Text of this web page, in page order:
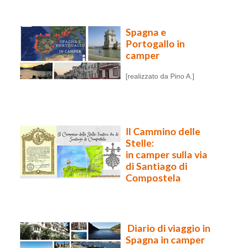
Spagna e
Portogallo in
camper
[realizzato da Pino A.]
Il Cammino delle
Stelle:
in camper sulla via
di Santiago di
Compostela
Diario di viaggio in
Spagna in camper